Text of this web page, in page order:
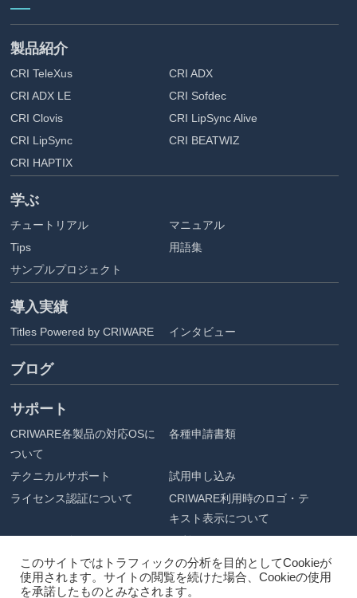
製品紹介
CRI TeleXus
CRI ADX
CRI ADX LE
CRI Sofdec
CRI Clovis
CRI LipSync Alive
CRI LipSync
CRI BEATWIZ
CRI HAPTIX
学ぶ
チュートリアル
マニュアル
Tips
用語集
サンプルプロジェクト
導入実績
Titles Powered by CRIWARE インタビュー
ブログ
サポート
CRIWARE各製品の対応OSに
ついて
各種申請書類
テクニカルサポート
試用申し込み
ライセンス認証について
CRIWARE利用時のロゴ・テ
キスト表示について
アセット配布
ご利用にあたって
企業情報
このサイトではトラフィックの分析を目的としてCookieが
使用されます。サイトの閲覧を続けた場合、Cookieの使用
を承諾したものとみなされます。